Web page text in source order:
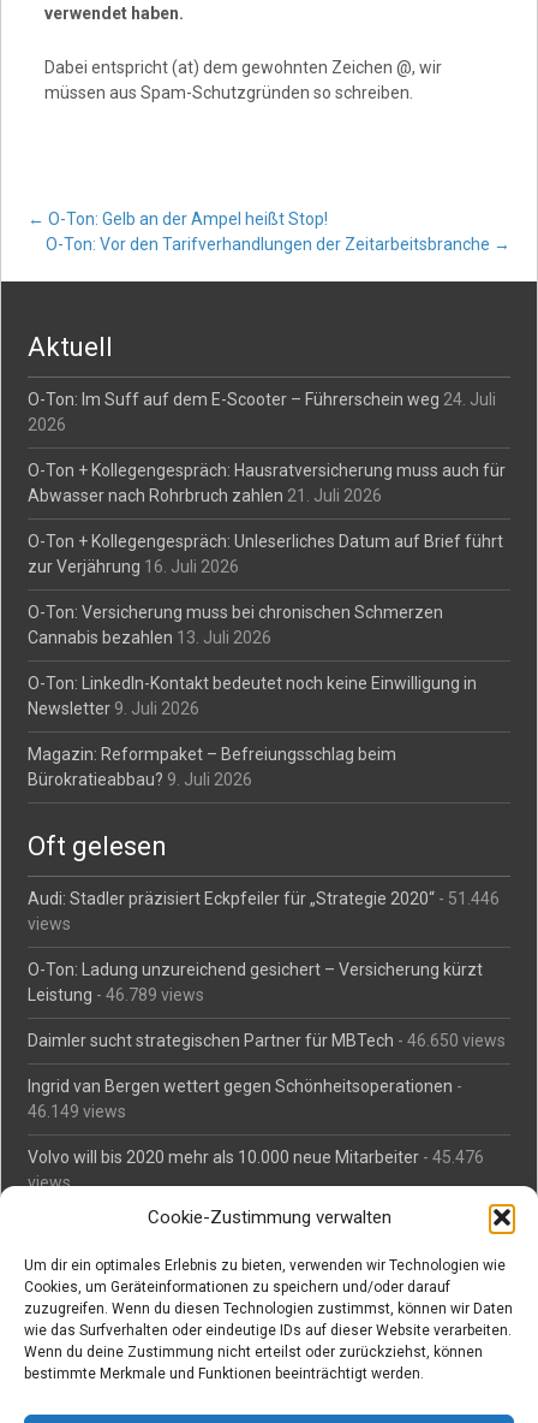
Cookie-Zustimmung verwalten
Um dir ein optimales Erlebnis zu bieten, verwenden wir Technologien wie
Cookies, um Geräteinformationen zu speichern und/oder darauf
zuzugreifen. Wenn du diesen Technologien zustimmst, können wir Daten
wie das Surfverhalten oder eindeutige IDs auf dieser Website verarbeiten.
Wenn du deine Zustimmung nicht erteilst oder zurückziehst, können
bestimmte Merkmale und Funktionen beeinträchtigt werden.
verwendet haben.
Dabei entspricht (at) dem gewohnten Zeichen @, wir
müssen aus Spam-Schutzgründen so schreiben.
Post
← O-Ton: Gelb an der Ampel heißt Stop!
O-Ton: Vor den Tarifverhandlungen der Zeitarbeitsbranche →
Aktuell
O-Ton: Im Suff auf dem E-Scooter – Führerschein weg 24. Juli
2026
O-Ton + Kollegengespräch: Hausratversicherung muss auch für
Abwasser nach Rohrbruch zahlen 21. Juli 2026
O-Ton + Kollegengespräch: Unleserliches Datum auf Brief führt
zur Verjährung 16. Juli 2026
O-Ton: Versicherung muss bei chronischen Schmerzen
Cannabis bezahlen 13. Juli 2026
O-Ton: LinkedIn-Kontakt bedeutet noch keine Einwilligung in
Newsletter 9. Juli 2026
Magazin: Reformpaket – Befreiungsschlag beim
Bürokratieabbau? 9. Juli 2026
Oft gelesen
Audi: Stadler präzisiert Eckpfeiler für „Strategie 2020“ - 51.446
views
O-Ton: Ladung unzureichend gesichert – Versicherung kürzt
Leistung - 46.789 views
Daimler sucht strategischen Partner für MBTech - 46.650 views
Ingrid van Bergen wettert gegen Schönheitsoperationen -
46.149 views
Volvo will bis 2020 mehr als 10.000 neue Mitarbeiter - 45.476
views
Mäßiges Interesse an Daimlers MBtech- 44.701 views
O-Ton: Wer muss Schaden für abgedriftete Silvesterraketen
zahlen? - 42.359 views
Kollegengespräch: Urteile zum Grillen- 42.050 views
Suchen bei Vorabs